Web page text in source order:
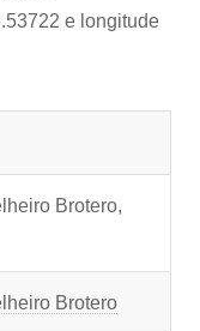
e longitude
Brotero,
Brotero